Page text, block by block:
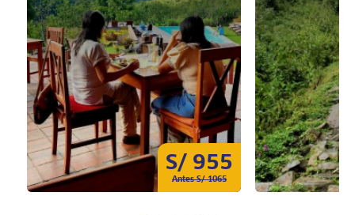
S/ 955
Antes S/ 1065